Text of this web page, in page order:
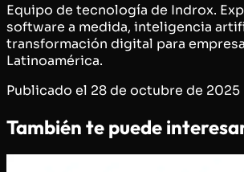
Equipo de tecnología de Indrox.
software a medida, inteligencia
transformación digital para
Latinoamérica.
Publicado el 28 de octubre de 2025
También te puede